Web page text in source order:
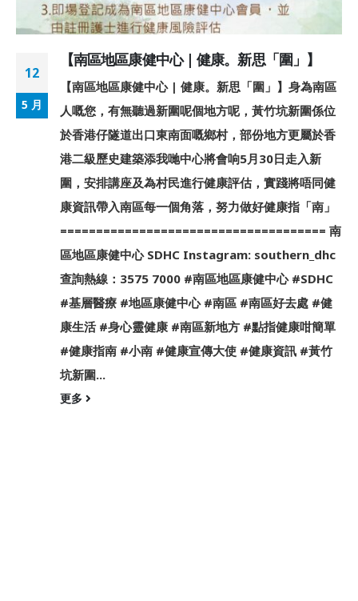
12
5 月
【南區地區康健中心 | 健康。新思「圍」】
【南區地區康健中心 | 健康。新思「圍」】身為南區
人嘅您，有無聽過新圍呢個地方呢，黃竹坑新圍係位
於香港仔隧道出口東南面嘅鄉村，部份地方更屬於香
港二級歷史建築添我哋中心將會响5月30日走入新
圍，安排講座及為村民進行健康評估，實踐將唔同健
康資訊帶入南區每一個角落，努力做好健康指「南」
===================================== 南
區地區康健中心 SDHC Instagram: southern_dhc
查詢熱線：3575 7000 #南區地區康健中心 #SDHC
#基層醫療 #地區康健中心 #南區 #南區好去處 #健
康生活 #身心靈健康 #南區新地方 #點指健康咁簡單
#健康指南 #小南 #健康宣傳大使 #健康資訊 #黃竹
坑新圍...
更多